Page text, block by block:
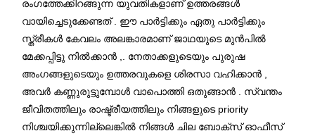
രംഗത്തേക്കിറങ്ങുന്ന യുവതികളാണ് ഉത്തരങ്ങൾ
വായിച്ചെടുക്കേണ്ടത് . ഈ പാർട്ടിക്കും ഏതു പാർട്ടിക്കും
സ്ത്രീകൾ കേവലം അലങ്കാരമാണ് ജാഥയുടെ മുൻപിൽ
മേക്കപ്പിട്ടു നിൽക്കാൻ ,. നേതാക്കളുടെയും പുരുഷ
അംഗങ്ങളുടെയും ഉത്തരവുകളെ ശിരസാ വഹിക്കാൻ ,
അവർ കണ്ണുരുട്ടുമ്പോൾ വാപൊത്തി ഒതുങ്ങാൻ . സ്വന്തം
ജീവിതത്തിലും രാഷ്ട്രീയത്തിലും നിങ്ങളുടെ priority
നിശ്ചയിക്കുന്നില്ലെങ്കിൽ നിങ്ങൾ ചില ബോക്സ് ഓഫീസ്